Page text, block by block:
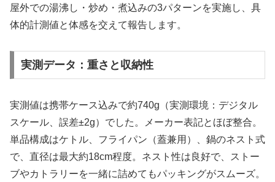
屋外での湯沸し・炒め・煮込みの3パターンを実施し、具
体的計測値と体感を交えて報告します。
実測データ：重さと収納性
実測値は携帯ケース込みで約740g（実測環境：デジタル
スケール、誤差±2g）でした。メーカー表記とほぼ整合。
単品構成はケトル、フライパン（蓋兼用）、鍋のネスト式
で、直径は最大約18cm程度。ネスト性は良好で、ストー
ブやカトラリーを一緒に詰めてもパッキングがスムーズ。